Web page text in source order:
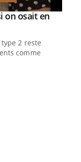
on osait en
2 reste
comme